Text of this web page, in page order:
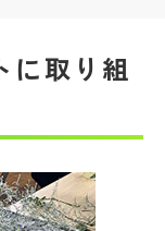
に取り組